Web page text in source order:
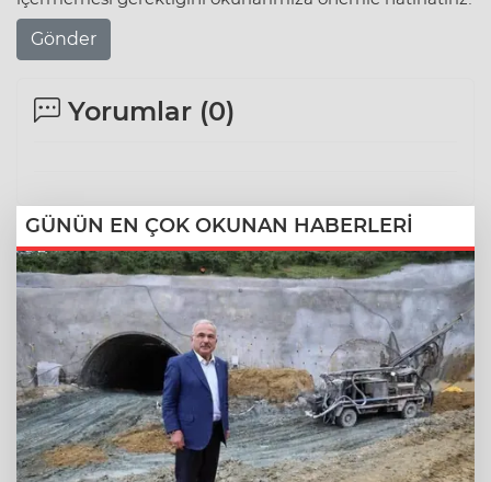
Gönder
Yorumlar (0)
GÜNÜN EN ÇOK OKUNAN HABERLERİ